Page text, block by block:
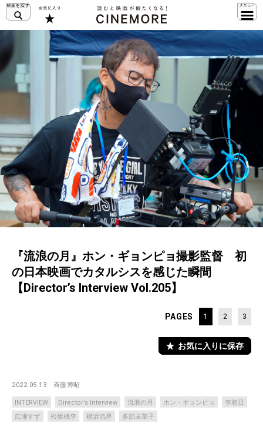
『流浪の月』ホン・ギョンピョ撮影監督 初
の日本映画でカタルシスを感じた瞬間
【Director’s Interview Vol.205】
PAGES 1 2 3
お気に入りに保存
2022.05.13 斉藤博昭
INTERVIEW Director’s Interview 流浪の月 ホン・ギョンピョ
李相日
広瀬すず
松坂桃李 横浜流星 多部未華子